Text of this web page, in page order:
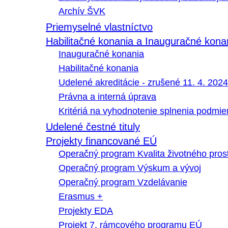
Archív ŠVK
Priemyselné vlastníctvo
Habilitačné konania a Inauguračné
Inauguračné konania
Habilitačné konania
Udelené akreditácie - zrušené 11. 4. 2024
Právna a interná úprava
Kritériá na vyhodnotenie splnenia
Udelené čestné tituly
Projekty financované EÚ
Operačný program Kvalita životného
Operačný program Výskum a vývoj
Operačný program Vzdelávanie
Erasmus +
Projekty EDA
Projekt 7. rámcového programu EÚ